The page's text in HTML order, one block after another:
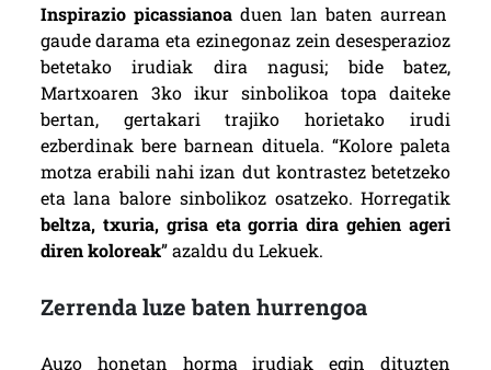
Inspirazio picassianoaduen lan baten aurrean
gaude darama eta ezinegonaz zein desesperazioz
betetako irudiak dira nagusi; bide batez,
Martxoaren 3ko ikur sinbolikoa topa daiteke
bertan, gertakari trajiko horietako irudi
ezberdinak bere barnean dituela. “Kolore paleta
motza erabili nahi izan dut kontrastez betetzeko
eta lana balore sinbolikoz osatzeko. Horregatik
beltza, txuria, grisa eta gorria dira gehien ageri
diren koloreak” azaldu du Lekuek.
Zerrenda luze baten hurrengoa
Auzo honetan horma irudiak egin dituzten